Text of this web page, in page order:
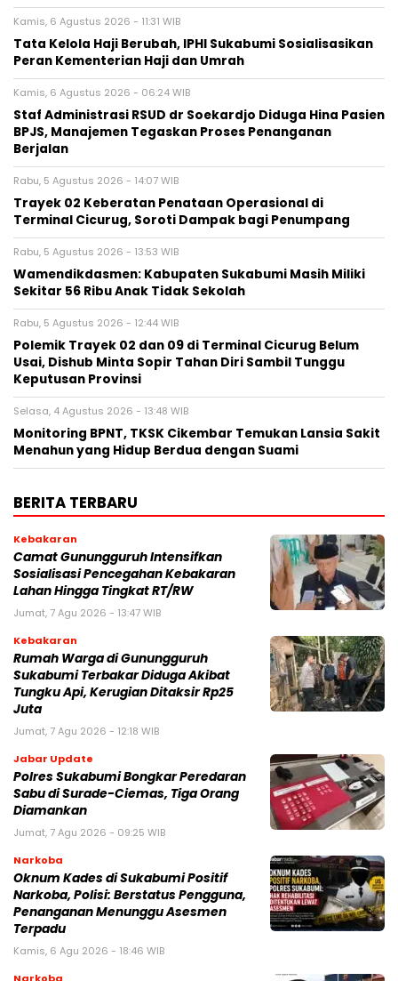
Kamis, 6 Agustus 2026 - 11:31 WIB
Tata Kelola Haji Berubah, IPHI Sukabumi Sosialisasikan
Peran Kementerian Haji dan Umrah
Kamis, 6 Agustus 2026 - 06:24 WIB
Staf Administrasi RSUD dr Soekardjo Diduga Hina Pasien
BPJS, Manajemen Tegaskan Proses Penanganan
Berjalan
Rabu, 5 Agustus 2026 - 14:07 WIB
‎Trayek 02 Keberatan Penataan Operasional di
Terminal Cicurug, Soroti Dampak bagi Penumpang
Rabu, 5 Agustus 2026 - 13:53 WIB
Wamendikdasmen: Kabupaten Sukabumi Masih Miliki
Sekitar 56 Ribu Anak Tidak Sekolah
Rabu, 5 Agustus 2026 - 12:44 WIB
Polemik Trayek 02 dan 09 di Terminal Cicurug Belum
Usai, Dishub Minta Sopir Tahan Diri Sambil Tunggu
Keputusan Provinsi
Selasa, 4 Agustus 2026 - 13:48 WIB
‎Monitoring BPNT, TKSK Cikembar Temukan Lansia Sakit
Menahun yang Hidup Berdua dengan Suami
BERITA TERBARU
Kebakaran
‎‎Camat Gunungguruh Intensifkan
Sosialisasi Pencegahan Kebakaran
Lahan Hingga Tingkat RT/RW‎
Jumat, 7 Agu 2026 - 13:47 WIB
Kebakaran
‎Rumah Warga di Gunungguruh
Sukabumi Terbakar Diduga Akibat
Tungku Api, Kerugian Ditaksir Rp25
Juta
Jumat, 7 Agu 2026 - 12:18 WIB
Jabar Update
Polres Sukabumi Bongkar Peredaran
Sabu di Surade-Ciemas, Tiga Orang
Diamankan
Jumat, 7 Agu 2026 - 09:25 WIB
Narkoba
Oknum Kades di Sukabumi Positif
Narkoba, Polisi: Berstatus Pengguna,
Penanganan Menunggu Asesmen
Terpadu
Kamis, 6 Agu 2026 - 18:46 WIB